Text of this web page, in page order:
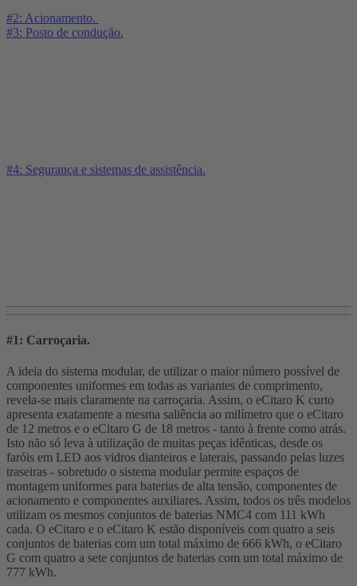
#2: Acionamento.
#3: Posto de condução.
#4: Segurança e sistemas de assistência.
#1: Carroçaria.
A ideia do sistema modular, de utilizar o maior número possível de
componentes uniformes em todas as variantes de comprimento,
revela-se mais claramente na carroçaria. Assim, o eCitaro K curto
apresenta exatamente a mesma saliência ao milímetro que o eCitaro
de 12 metros e o eCitaro G de 18 metros - tanto à frente como atrás.
Isto não só leva à utilização de muitas peças idênticas, desde os
faróis em LED aos vidros dianteiros e laterais, passando pelas luzes
traseiras - sobretudo o sistema modular permite espaços de
montagem uniformes para baterias de alta tensão, componentes de
acionamento e componentes auxiliares. Assim, todos os três modelos
utilizam os mesmos conjuntos de baterias NMC4 com 111 kWh
cada. O eCitaro e o eCitaro K estão disponíveis com quatro a seis
conjuntos de baterias com um total máximo de 666 kWh, o eCitaro
G com quatro a sete conjuntos de baterias com um total máximo de
777 kWh.